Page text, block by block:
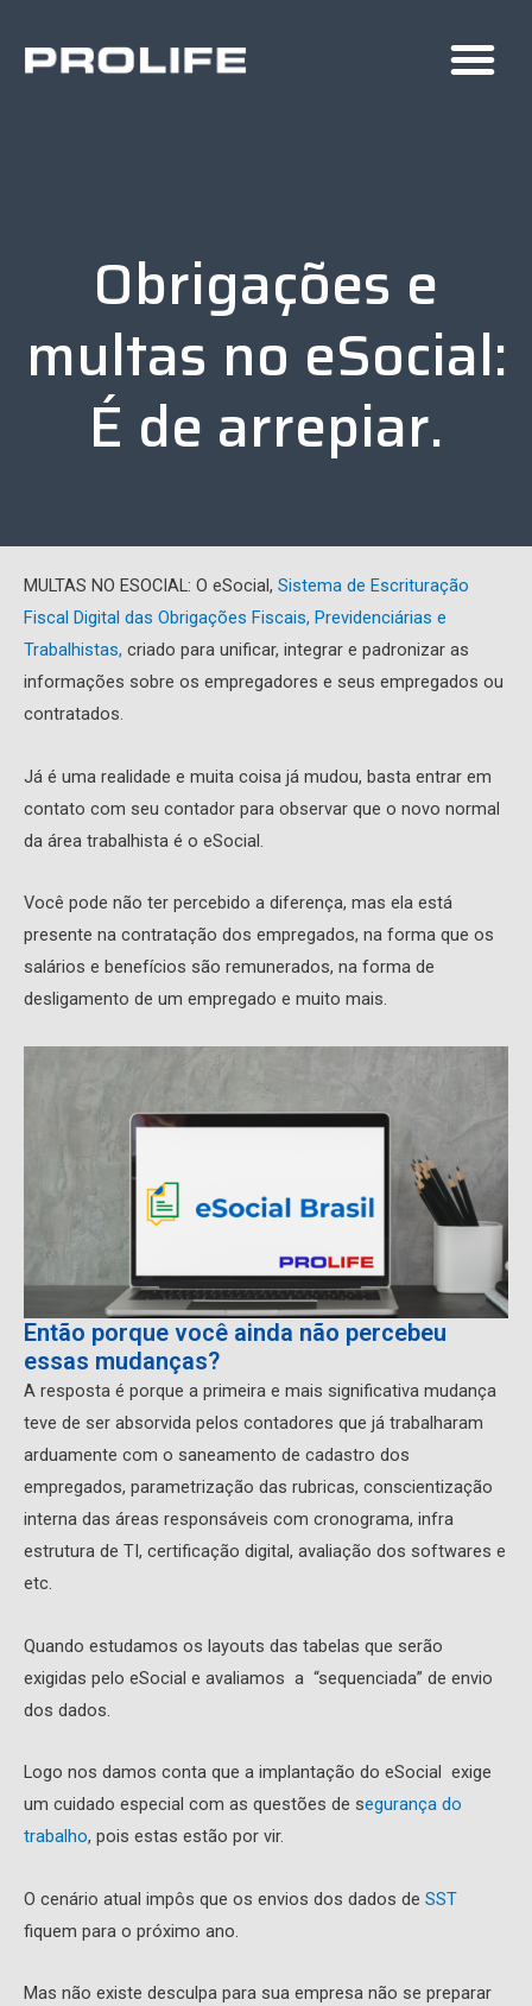
Obrigações e
multas no eSocial:
É de arrepiar.
MULTAS NO ESOCIAL: O eSocial, Sistema de Escrituração
Fiscal Digital das Obrigações Fiscais, Previdenciárias e
Trabalhistas, criado para unificar, integrar e padronizar as
informações sobre os empregadores e seus empregados ou
contratados.
Já é uma realidade e muita coisa já mudou, basta entrar em
contato com seu contador para observar que o novo normal
da área trabalhista é o eSocial.
Você pode não ter percebido a diferença, mas ela está
presente na contratação dos empregados, na forma que os
salários e benefícios são remunerados, na forma de
desligamento de um empregado e muito mais.
Então porque você ainda não percebeu
essas mudanças?
A resposta é porque a primeira e mais significativa mudança
teve de ser absorvida pelos contadores que já trabalharam
arduamente com o saneamento de cadastro dos
empregados, parametrização das rubricas, conscientização
interna das áreas responsáveis com cronograma, infra
estrutura de TI, certificação digital, avaliação dos softwares e
etc.
Quando estudamos os layouts das tabelas que serão
exigidas pelo eSocial e avaliamos a “sequenciada” de envio
dos dados.
Logo nos damos conta que a implantação do eSocial exige
um cuidado especial com as questões de segurança do
trabalho, pois estas estão por vir.
O cenário atual impôs que os envios dos dados de SST
fiquem para o próximo ano.
Mas não existe desculpa para sua empresa não se preparar